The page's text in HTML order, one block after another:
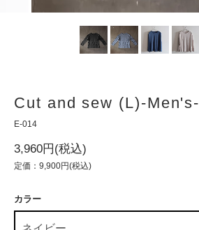
Cut and sew (L)-Men's-
E-014
3,960円(税込)
定価：9,900円(税込)
カラー